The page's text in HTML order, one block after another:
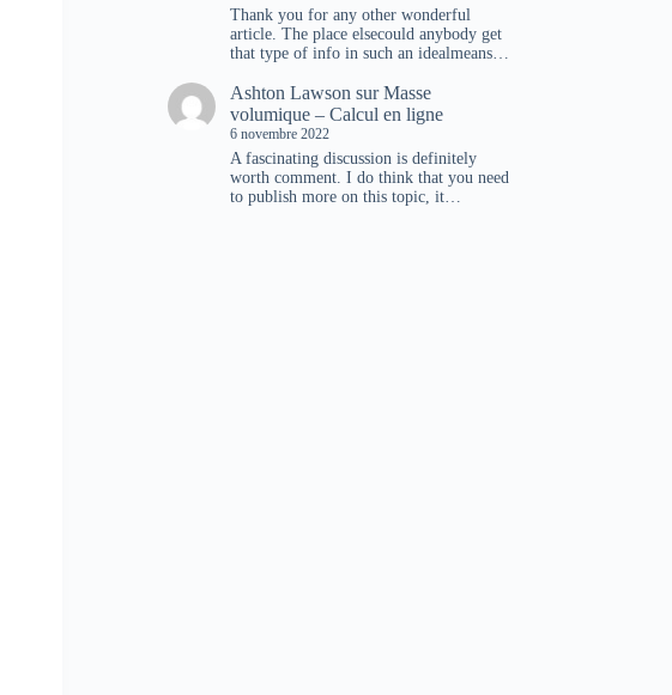
Thank you for any other wonderful
article. The place elsecould anybody get
that type of info in such an idealmeans…
Ashton Lawson surMasse
volumique – Calcul en ligne
6 novembre 2022
A fascinating discussion is definitely
worth comment. I do think that you need
to publish more on this topic, it…